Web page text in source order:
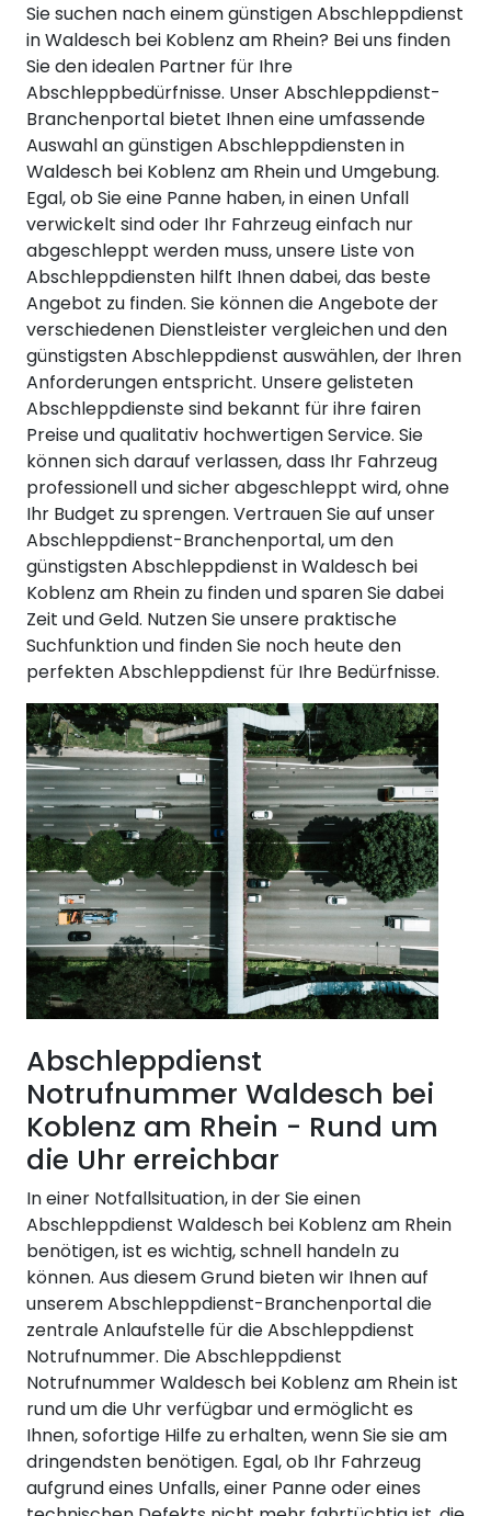
Sie suchen nach einem günstigen Abschleppdienst
in Waldesch bei Koblenz am Rhein? Bei uns finden
Sie den idealen Partner für Ihre
Abschleppbedürfnisse. Unser Abschleppdienst-
Branchenportal bietet Ihnen eine umfassende
Auswahl an günstigen Abschleppdiensten in
Waldesch bei Koblenz am Rhein und Umgebung.
Egal, ob Sie eine Panne haben, in einen Unfall
verwickelt sind oder Ihr Fahrzeug einfach nur
abgeschleppt werden muss, unsere Liste von
Abschleppdiensten hilft Ihnen dabei, das beste
Angebot zu finden. Sie können die Angebote der
verschiedenen Dienstleister vergleichen und den
günstigsten Abschleppdienst auswählen, der Ihren
Anforderungen entspricht. Unsere gelisteten
Abschleppdienste sind bekannt für ihre fairen
Preise und qualitativ hochwertigen Service. Sie
können sich darauf verlassen, dass Ihr Fahrzeug
professionell und sicher abgeschleppt wird, ohne
Ihr Budget zu sprengen. Vertrauen Sie auf unser
Abschleppdienst-Branchenportal, um den
günstigsten Abschleppdienst in Waldesch bei
Koblenz am Rhein zu finden und sparen Sie dabei
Zeit und Geld. Nutzen Sie unsere praktische
Suchfunktion und finden Sie noch heute den
perfekten Abschleppdienst für Ihre Bedürfnisse.
Abschleppdienst
Notrufnummer Waldesch bei
Koblenz am Rhein - Rund um
die Uhr erreichbar
In einer Notfallsituation, in der Sie einen
Abschleppdienst Waldesch bei Koblenz am Rhein
benötigen, ist es wichtig, schnell handeln zu
können. Aus diesem Grund bieten wir Ihnen auf
unserem Abschleppdienst-Branchenportal die
zentrale Anlaufstelle für die Abschleppdienst
Notrufnummer. Die Abschleppdienst
Notrufnummer Waldesch bei Koblenz am Rhein ist
rund um die Uhr verfügbar und ermöglicht es
Ihnen, sofortige Hilfe zu erhalten, wenn Sie sie am
dringendsten benötigen. Egal, ob Ihr Fahrzeug
aufgrund eines Unfalls, einer Panne oder eines